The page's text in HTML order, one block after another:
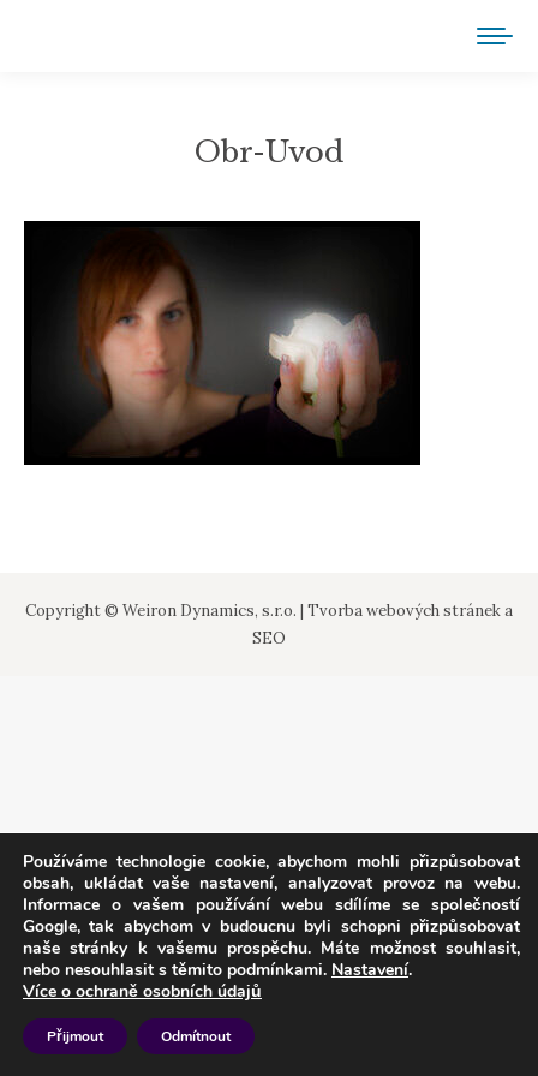
Obr-Uvod
Copyright © Weiron Dynamics, s.r.o. | Tvorba webových stráneka
SEO
Používáme technologie cookie, abychom mohli přizpůsobovat
obsah, ukládat vaše nastavení, analyzovat provoz na webu.
Informace o vašem používání webu sdílíme se společností
Google, tak abychom v budoucnu byli schopni přizpůsobovat
naše stránky k vašemu prospěchu. Máte možnost souhlasit,
nebo nesouhlasit s těmito podmínkami. Nastavení.
Více o ochraně osobních údajů
Přijmout Odmítnout